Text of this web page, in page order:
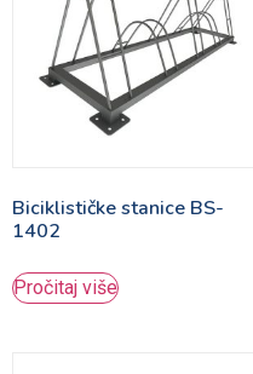
Biciklističke stanice BS-
1402
Pročitaj više